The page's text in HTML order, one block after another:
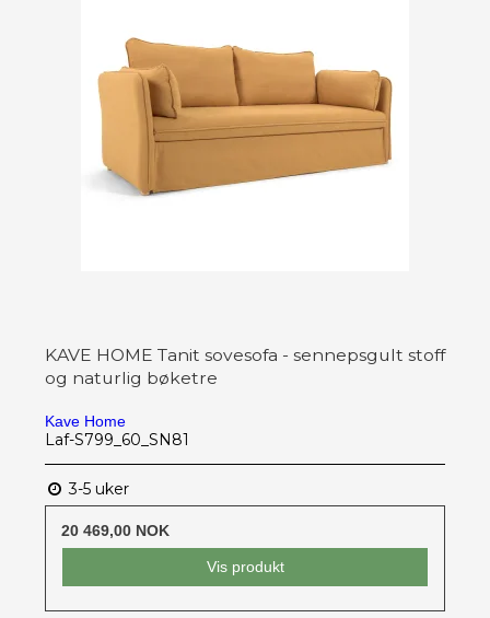
KAVE HOME Tanit sovesofa - sennepsgult stoff
og naturlig bøketre
Kave Home
Laf-S799_60_SN81
3-5 uker
20 469,00 NOK
Vis produkt